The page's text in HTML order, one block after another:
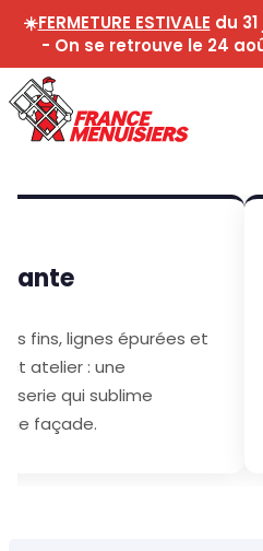
☀️FERMETURE ESTIVALE du
- On se retrouve le 24
fins, lignes épurées et
atelier : une
qui sublime
façade.